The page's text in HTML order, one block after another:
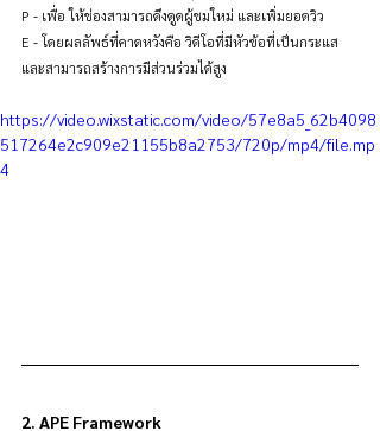
P - เพื่อ ให้ช่องสามารถดึงดูดผู้ชมใหม่ และเพิ่มยอดวิว
E - โดยผลลัพธ์ที่คาดหวังคือ วิดีโอที่มีหัวข้อที่เป็นกระแส
และสามารถสร้างการมีส่วนร่วมได้สูง
https://video.wixstatic.com/video/57e8a5_62b4098
517264e2c909e21155b8a2753/720p/mp4/file.mp
4
2. APE Framework